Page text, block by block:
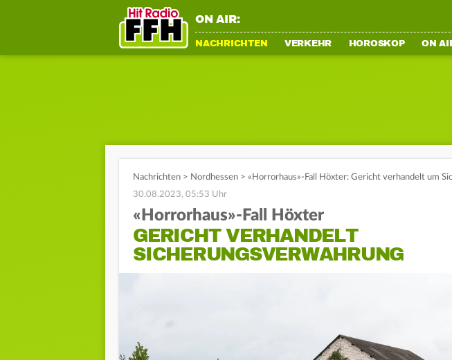
ON AIR:
NACHRICHTEN VERKEHR HOROSKOP ON
Nachrichten > Nordhessen > «Horrorhaus»-Fall Höxter: Gericht verhandelt um
30.08.2023, 05:53 Uhr
«Horrorhaus»-Fall Höxter
GERICHT VERHANDELT
SICHERUNGSVERWAHRUNG